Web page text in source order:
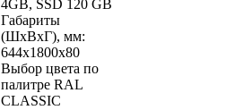
4GB, SSD 120 GB
Габариты
(ШхВхГ), мм:
644х1800х80
Выбор цвета по
палитре RAL
CLASSIC